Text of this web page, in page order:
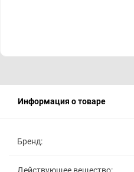
Информация о товаре
Бренд:
Действующее вещество: